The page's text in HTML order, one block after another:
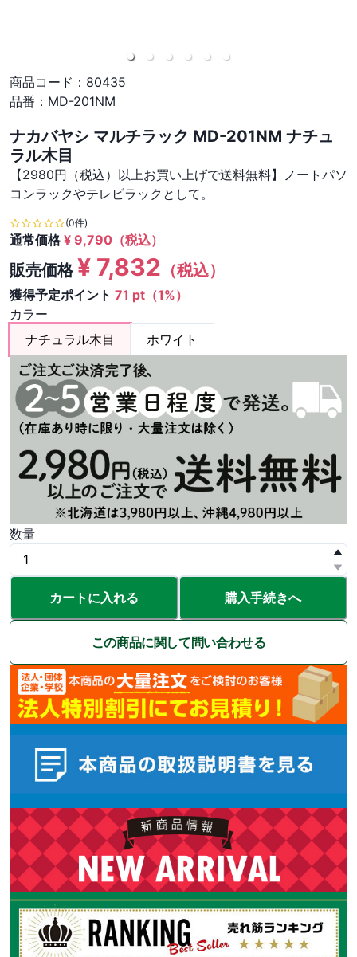
商品コード： 80435
品番： MD-201NM
ナカバヤシ マルチラック MD-201NM ナチュ
ラル木目
【2980円（税込）以上お買い上げで送料無料】ノートパソ
コンラックやテレビラックとして。
(0件)
通常価格¥ 9,790 （税込）
販売価格¥ 7,832 （税込）
獲得予定ポイント 71 pt（1%）
カラー
ナチュラル木目
ホワイト
数量
カートに入れる 購入手続きへ
この商品に関して問い合わせる